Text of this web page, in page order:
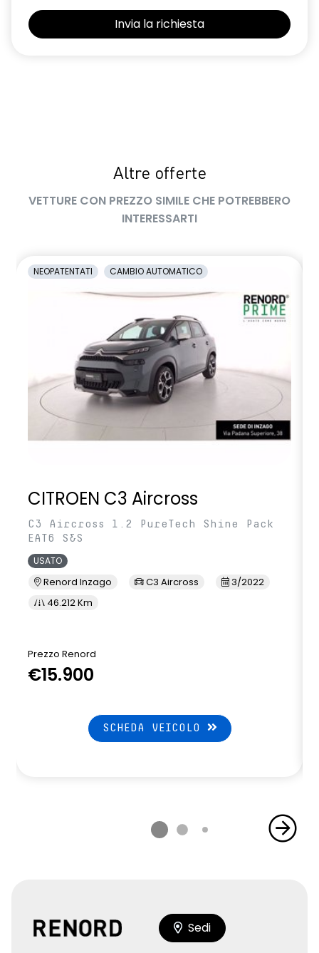
Selleria Stepway in tessuto blu e nero
Volante regolabile in altezza e profondità
Altre offerte
VETTURE CON PREZZO SIMILE CHE POTREBBERO
INTERESSARTI
NEOPATENTATI CAMBIO AUTOMATICO
CITROEN C3 Aircross
C3 Aircross 1.2 PureTech Shine Pack
EAT6 S&S
USATO
Renord Inzago C3 Aircross
3/2022
46.212 Km
Prezzo Renord
€15.900
SCHEDA VEICOLO
Sedi